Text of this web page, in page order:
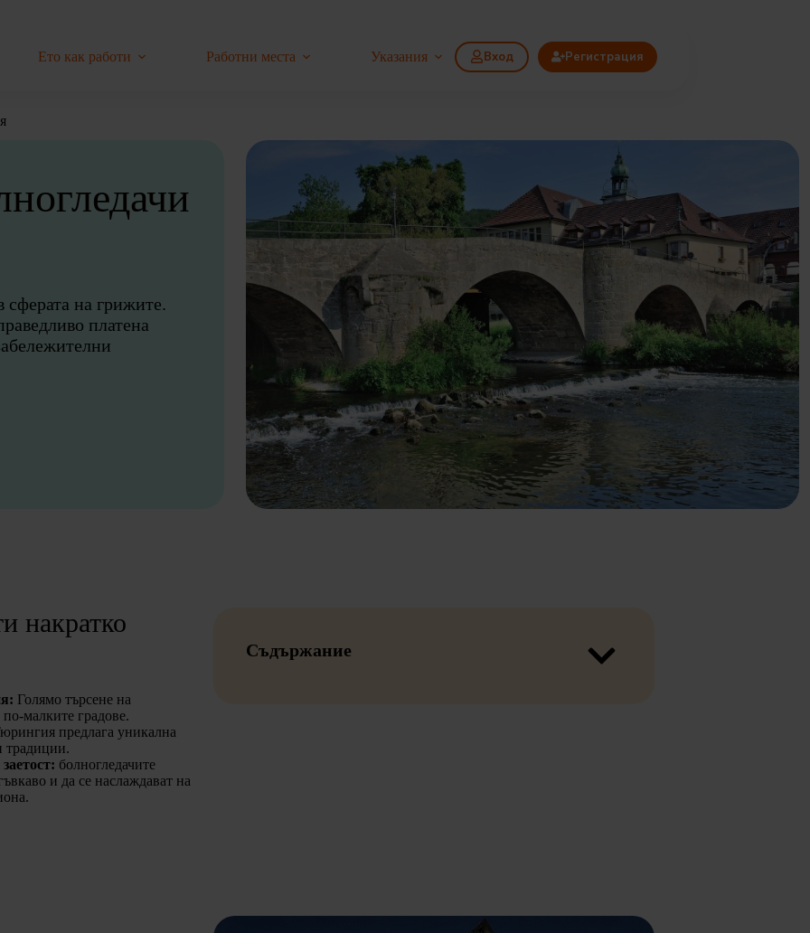
Ето как работи Работни места Указания Вход Регистрация
на грижите.
платена
накратко
Голямо търсене на
малките градове.
предлага уникална
традиции.
болногледачите
и да се наслаждават на
Съдържание